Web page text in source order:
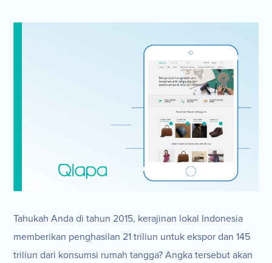
Tahukah Anda di tahun 2015, kerajinan lokal Indonesia
memberikan penghasilan 21 triliun untuk ekspor dan 145
triliun dari konsumsi rumah tangga? Angka tersebut akan